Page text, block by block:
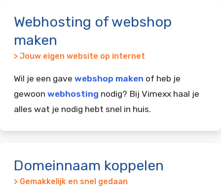
Webhosting of webshop
maken
> Jouw eigen website op internet
Wil je een gave webshop maken of heb je
gewoon webhosting nodig? Bij Vimexx haal je
alles wat je nodig hebt snel in huis.
Domeinnaam koppelen
> Gemakkelijk en snel gedaan